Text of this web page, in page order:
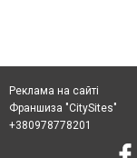
Реклама на сайті
Франшиза "CitySites"
+380978778201